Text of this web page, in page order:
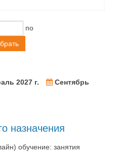
по
2027 г.
Сентябрь
назначения
обучение: занятия